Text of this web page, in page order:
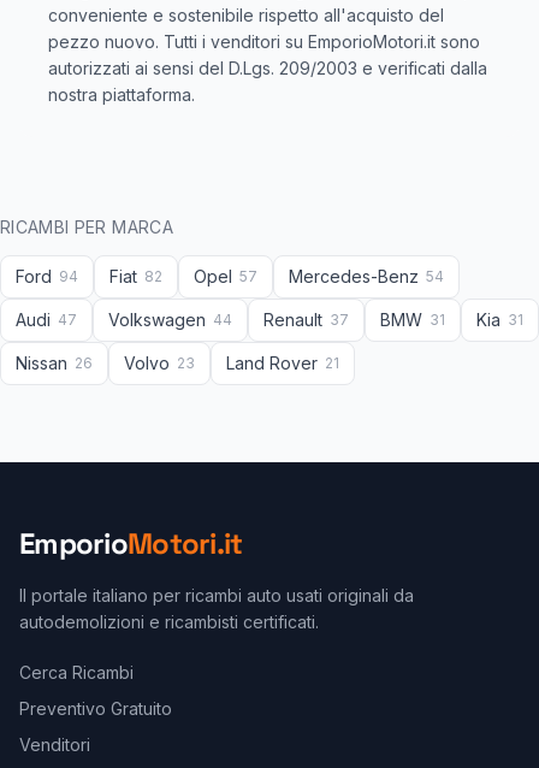
conveniente e sostenibile rispetto all'acquisto del
pezzo nuovo. Tutti i venditori su EmporioMotori.it sono
autorizzati ai sensi del D.Lgs. 209/2003 e verificati dalla
nostra piattaforma.
RICAMBI PER MARCA
Ford 94 Fiat 82 Opel 57 Mercedes-Benz 54
Audi 47 Volkswagen 44 Renault 37 BMW 31 Kia 31
Nissan 26 Volvo 23 Land Rover 21
EmporioMotori.it
Il portale italiano per ricambi auto usati originali da
autodemolizioni e ricambisti certificati.
Cerca Ricambi
Preventivo Gratuito
Venditori